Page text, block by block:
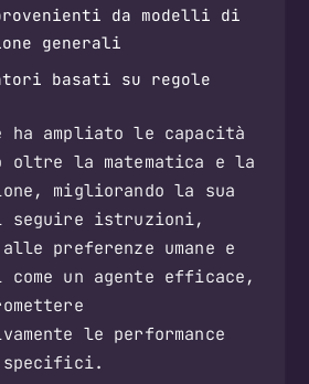
da modelli di
generali
basati su regole
ha ampliato le capacità
oltre la matematica e la
migliorando la sua
seguire istruzioni,
preferenze umane e
come un agente efficace,
le performance
specifici.